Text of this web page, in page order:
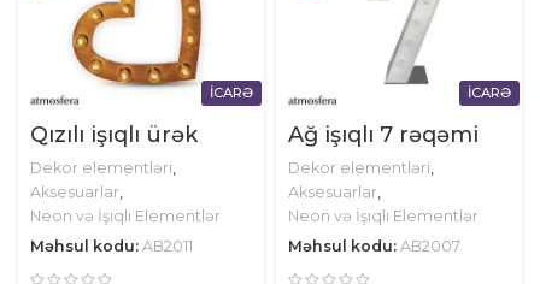
İCARƏ
Qızılı işıqlı ürək
Dekor elementləri,
Aksesuarlar,
Neon və İşıqlı Elementlər
Məhsul kodu: AB2011
İCARƏ
Ağ işıqlı 7 rəqəmi
Dekor elementləri,
Aksesuarlar,
Neon və İşıqlı Elementlər
Məhsul kodu: AB2007